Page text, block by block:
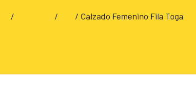
/ / / Calzado Femenino Fila Toga